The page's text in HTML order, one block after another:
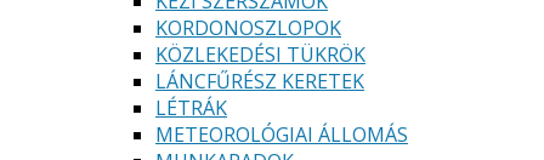
KORDONOSZLOPOK
KÖZLEKEDÉSI TÜKRÖK
LÁNCFŰRÉSZ KERETEK
LÉTRÁK
METEOROLÓGIAI ÁLLOMÁS